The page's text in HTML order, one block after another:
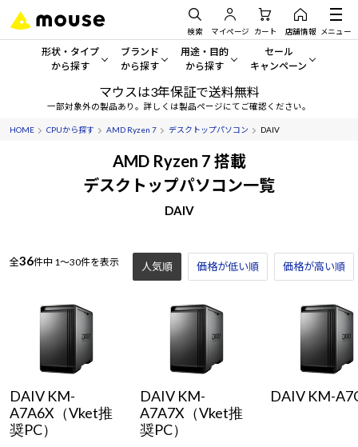
検索 マイページ カート 店舗情報 メニュー
形状・タイプ
から探す
形状・タイプから探す をすべてみる
デスクトップPC
ディスプレイ
Windows 11
ブランド
から探す
mouse
G TUNE
NEXTGEAR
MousePro
Windows 11|Copilot+ PC
用途・目的
から探す
一般向けパソコン
ゲーミングPC・ゲーム向けパソコン
クリエイティブ向け
ビジネス向けパソコン
学習向けパソコン
AIおすすめパソコン
Windows 11
セール
キャンペーン
セール・キャンペー
期間限定セール
アウトレットパソコン
マウスは3年保証で送料無料
一部対象外の製品あり。詳しくは製品ページにてご確認ください。
HOME CPUから探す AMD Ryzen 7 デスクトップパソコン DAIV
AMD Ryzen 7 搭載
デスクトップパソコン一覧
DAIV
全36件中 1～30件を表示 人気順 価格が低い順 価格が高い順
DAIV KM-
A7A6X（Vket推
奨PC）
DAIV KM-
A7A7X（Vket推
奨PC）
DAIV KM-